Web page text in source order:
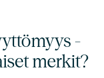
-
merkit?